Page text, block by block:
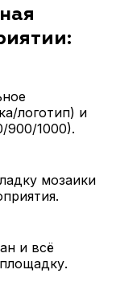
логотип) и
900/1000).
мозаики
и всё